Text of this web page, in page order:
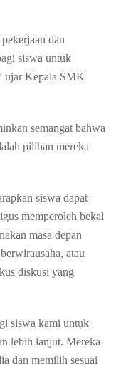
dan
siswa untuk
ujar Kepala SMK
semangat bahwa
pilihan mereka
siswa dapat
memperoleh bekal
masa depan
atau
diskusi yang
siswa kami untuk
lebih lanjut. Mereka
dan memilih sesuai